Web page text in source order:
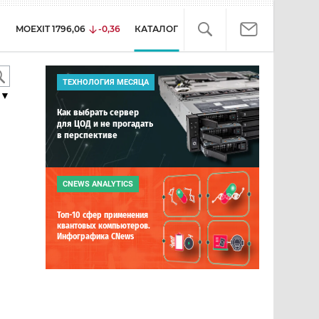
MOEXIT 1796,06 -0,36 КАТАЛОГ
▼
ТЕХНОЛОГИЯ МЕСЯЦА
Как выбрать сервер
для ЦОД и не прогадать
в перспективе
CNEWS ANALYTICS
Топ-10 сфер применения
квантовых компьютеров.
Инфографика CNews